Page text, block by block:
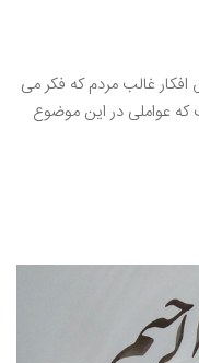
غالب مردم که فکر می
که عواملی در این موضوع